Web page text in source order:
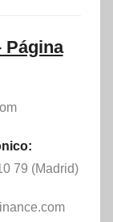
Página
79 (Madrid)